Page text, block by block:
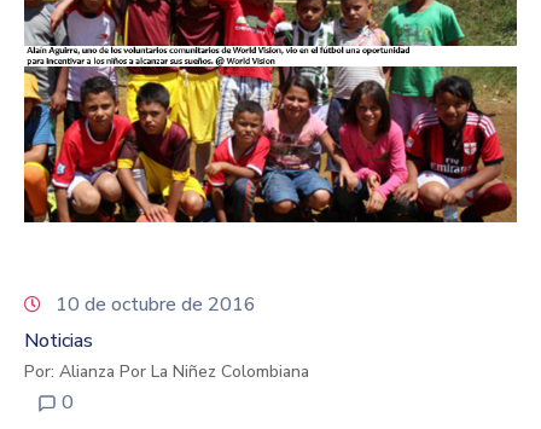
10 de octubre de 2016
Noticias
Por: Alianza Por La Niñez Colombiana
0